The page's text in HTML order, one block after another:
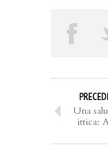
Una
ittica: